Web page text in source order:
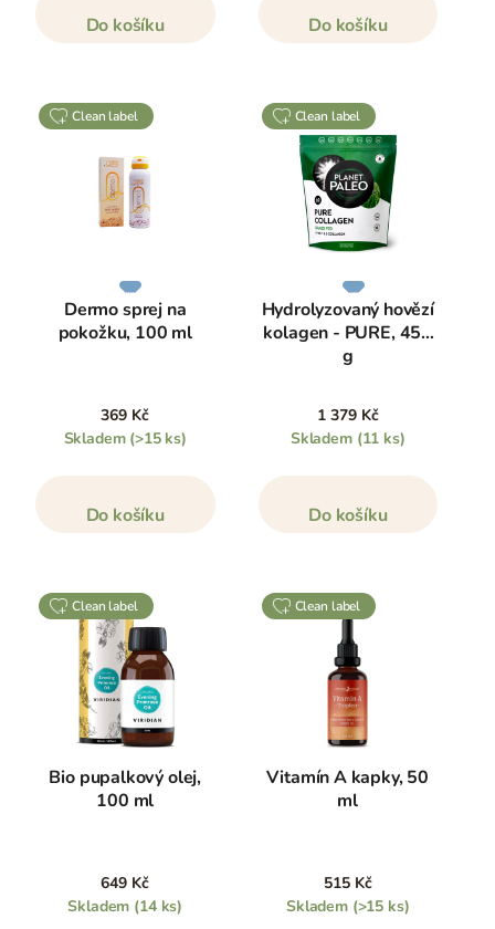
Do košíku Do košíku
clean label
Dermo sprej na
pokožku, 100 ml
369 Kč
Skladem (>15 ks)
Do košíku
clean label
Hydrolyzovaný hovězí
kolagen - PURE, 450
g
1 379 Kč
Skladem (11 ks)
Do košíku
clean label
Bio pupalkový olej,
100 ml
649 Kč
Skladem (14 ks)
clean label
Vitamín A kapky, 50
ml
515 Kč
Skladem (>15 ks)